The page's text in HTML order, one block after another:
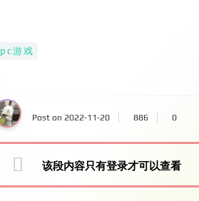
pc游戏
Post on 2022-11-20 886 0
该段内容只有登录才可以查看